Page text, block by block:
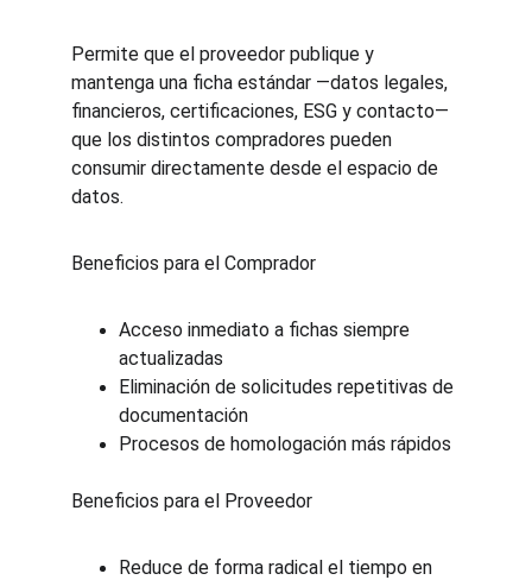
Permite que el proveedor publique y
mantenga una ficha estándar —datos legales,
financieros, certificaciones, ESG y contacto—
que los distintos compradores pueden
consumir directamente desde el espacio de
datos.
Beneficios para el Comprador
Acceso inmediato a fichas siempre
actualizadas
Eliminación de solicitudes repetitivas de
documentación
Procesos de homologación más rápidos
Beneficios para el Proveedor
Reduce de forma radical el tiempo en